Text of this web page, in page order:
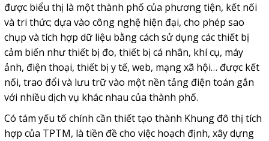
được biểu thị là một thành phố của phương tiện, kết nối
và tri thức; dựa vào công nghệ hiện đại, cho phép sao
chụp và tích hợp dữ liệu bằng cách sử dụng các thiết bị
cảm biến như thiết bị đo, thiết bị cá nhân, khí cụ, máy
ảnh, điện thoại, thiết bị y tế, web, mạng xã hội… được kết
nối, trao đổi và lưu trữ vào một nền tảng điện toán gắn
với nhiều dịch vụ khác nhau của thành phố.
Có tám yếu tố chính cần thiết tạo thành Khung đô thị tích
hợp của TPTM, là tiền đề cho việc hoạch định, xây dựng